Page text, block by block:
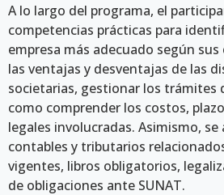
A lo largo del programa, el
competencias prácticas para
empresa más adecuado según
las ventajas y desventajas de las
societarias, gestionar los trámites
como comprender los costos,
legales involucradas. Asimismo,
contables y tributarios
vigentes, libros obligatorios,
de obligaciones ante SUNAT.